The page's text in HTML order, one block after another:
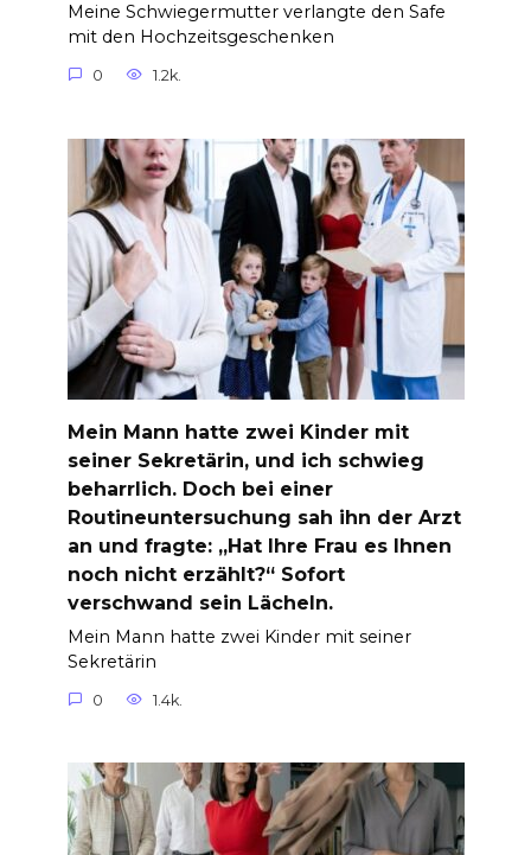
Meine Schwiegermutter verlangte den Safe
mit den Hochzeitsgeschenken
0 1.2k.
Mein Mann hatte zwei Kinder mit
seiner Sekretärin, und ich schwieg
beharrlich. Doch bei einer
Routineuntersuchung sah ihn der Arzt
an und fragte: „Hat Ihre Frau es Ihnen
noch nicht erzählt?“ Sofort
verschwand sein Lächeln.
Mein Mann hatte zwei Kinder mit seiner
Sekretärin
0 1.4k.